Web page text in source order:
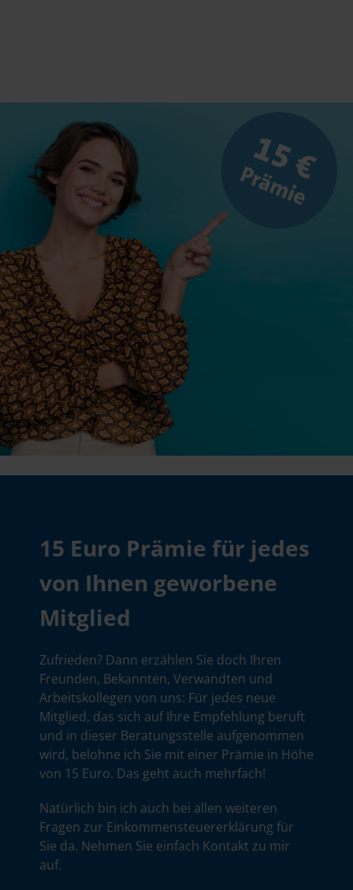
15 Euro Prämie für jedes
von Ihnen geworbene
Mitglied
Zufrieden? Dann erzählen Sie doch Ihren
Freunden, Bekannten, Verwandten und
Arbeitskollegen von uns: Für jedes neue
Mitglied, das sich auf Ihre Empfehlung beruft
und in dieser Beratungsstelle aufgenommen
wird, belohne ich Sie mit einer Prämie in Höhe
von 15 Euro. Das geht auch mehrfach!
Natürlich bin ich auch bei allen weiteren
Fragen zur Einkommensteuererklärung für
Sie da. Nehmen Sie einfach Kontakt zu mir
auf.